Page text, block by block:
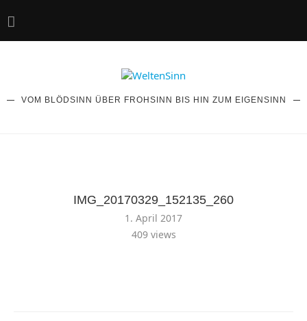
VOM BLÖDSINN ÜBER FROHSINN BIS HIN ZUM EIGENSINN
IMG_20170329_152135_260
1. April 2017
409views